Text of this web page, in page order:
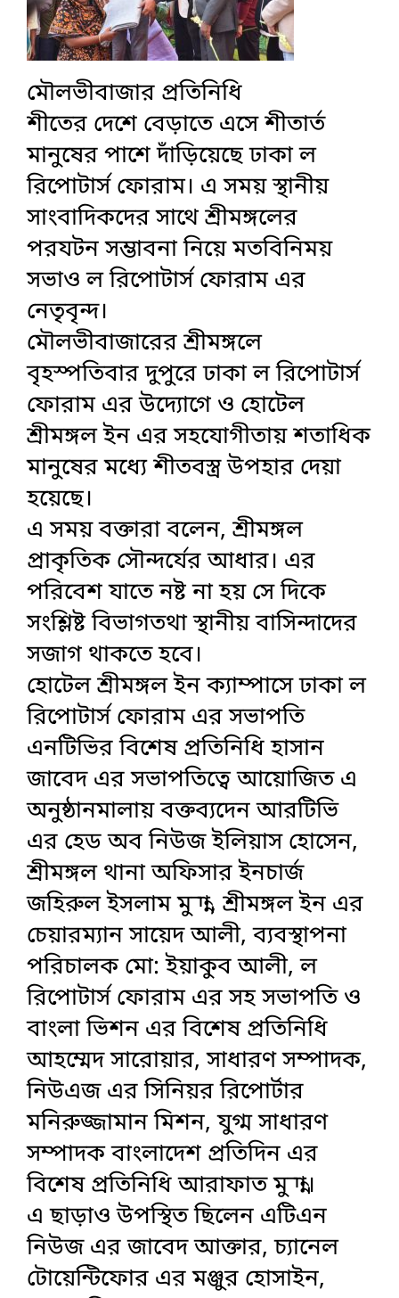
মৌলভীবাজার প্রতিনিধি
শীতের দেশে বেড়াতে এসে শীতার্ত
মানুষের পাশে দাঁড়িয়েছে ঢাকা ল
রিপোটার্স ফোরাম। এ সময় স্থানীয়
সাংবাদিকদের সাথে শ্রীমঙ্গলের
পরযটন সম্ভাবনা নিয়ে মতবিনিময়
সভাও ল রিপোটার্স ফোরাম এর
নেতৃবৃন্দ।
মৌলভীবাজারের শ্রীমঙ্গলে
বৃহস্পতিবার দুপুরে ঢাকা ল রিপোটার্স
ফোরাম এর উদ্যোগে ও হোটেল
শ্রীমঙ্গল ইন এর সহযোগীতায় শতাধিক
মানুষের মধ্যে শীতবস্ত্র উপহার দেয়া
হয়েছে।
এ সময় বক্তারা বলেন, শ্রীমঙ্গল
প্রাকৃতিক সৌন্দর্যের আধার। এর
পরিবেশ যাতে নষ্ট না হয় সে দিকে
সংশ্লিষ্ট বিভাগতথা স্থানীয় বাসিন্দাদের
সজাগ থাকতে হবে।
হোটেল শ্রীমঙ্গল ইন ক্যাম্পাসে ঢাকা ল
রিপোটার্স ফোরাম এর সভাপতি
এনটিভির বিশেষ প্রতিনিধি হাসান
জাবেদ এর সভাপতিত্বে আয়োজিত এ
অনুষ্ঠানমালায় বক্তব্যদেন আরটিভি
এর হেড অব নিউজ ইলিয়াস হোসেন,
শ্রীমঙ্গল থানা অফিসার ইনচার্জ
জহিরুল ইসলাম মুন্না, শ্রীমঙ্গল ইন এর
চেয়ারম্যান সায়েদ আলী, ব্যবস্থাপনা
পরিচালক মো: ইয়াকুব আলী, ল
রিপোটার্স ফোরাম এর সহ সভাপতি ও
বাংলা ভিশন এর বিশেষ প্রতিনিধি
আহম্মেদ সারোয়ার, সাধারণ সম্পাদক,
নিউএজ এর সিনিয়র রিপোর্টার
মনিরুজ্জামান মিশন, যুগ্ম সাধারণ
সম্পাদক বাংলাদেশ প্রতিদিন এর
বিশেষ প্রতিনিধি আরাফাত মুন্না।
এ ছাড়াও উপস্থিত ছিলেন এটিএন
নিউজ এর জাবেদ আক্তার, চ্যানেল
টোয়েন্টিফোর এর মঞ্জুর হোসাইন,